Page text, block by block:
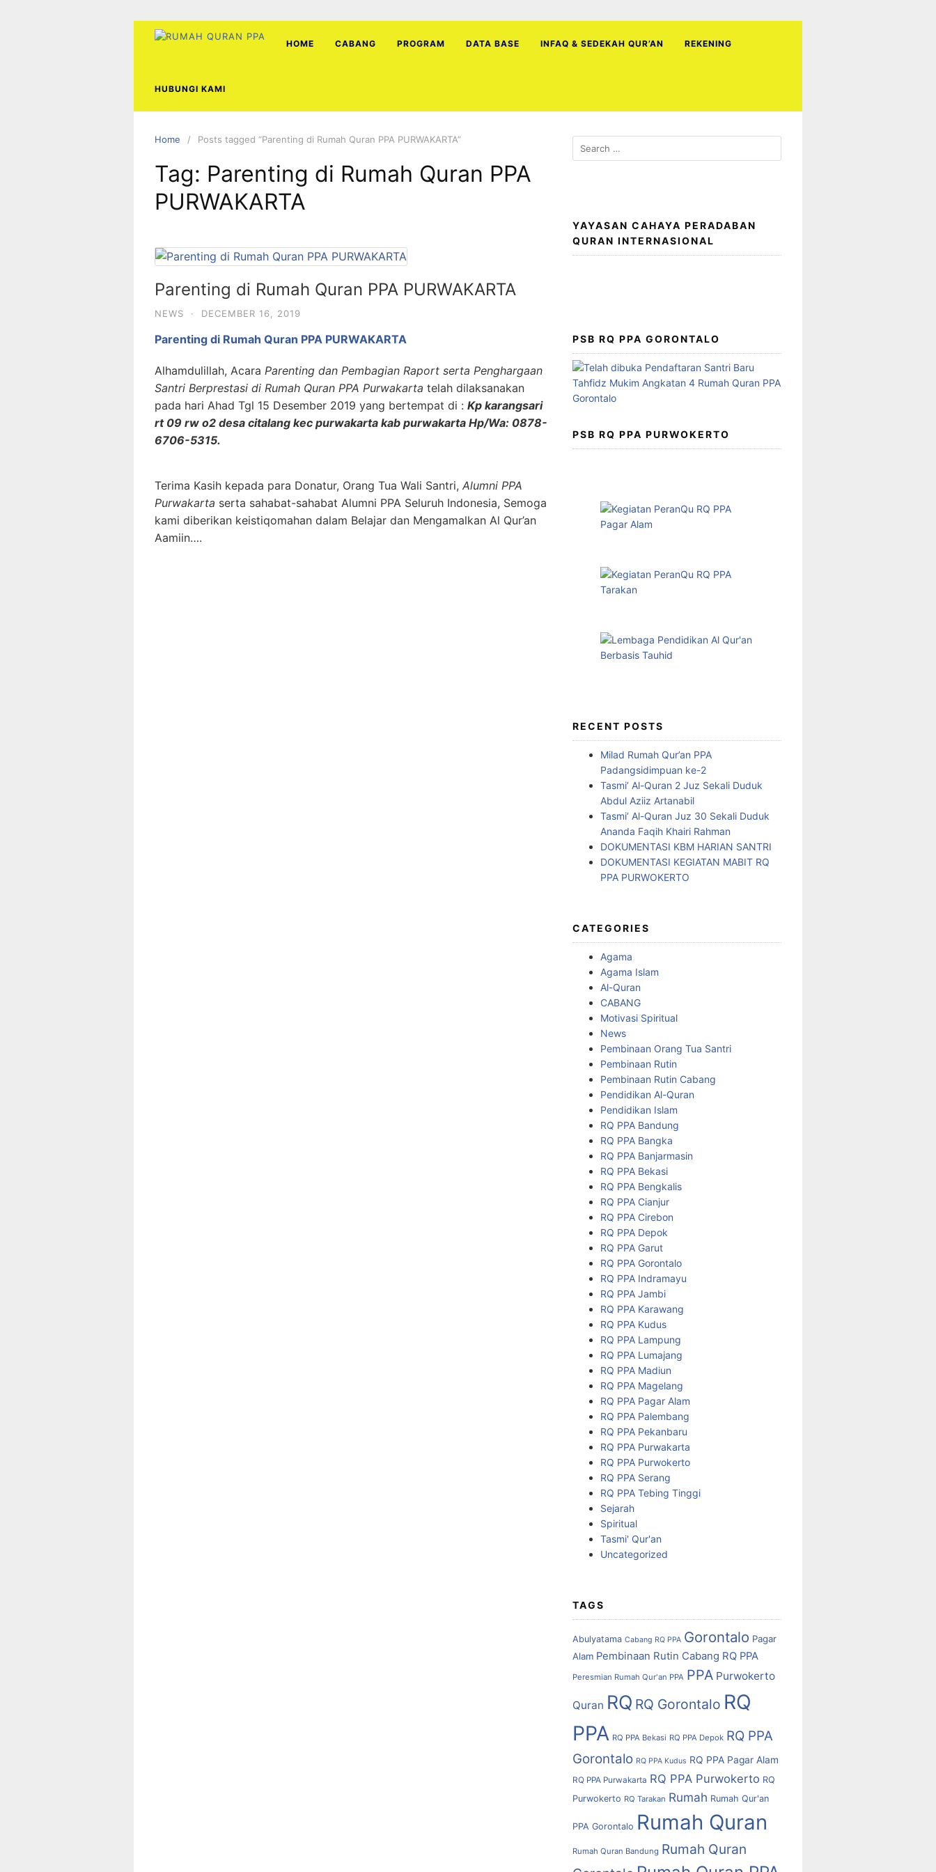
HOME CABANG PROGRAM DATA BASE INFAQ & SEDEKAH QUR’AN REKENING
HUBUNGI KAMI
Home Posts tagged “Parenting di Rumah Quran PPA PURWAKARTA”
Tag: Parenting di Rumah Quran PPA
PURWAKARTA
Parenting di Rumah Quran PPA PURWAKARTA
NEWS · DECEMBER 16, 2019
Parenting di Rumah Quran PPA PURWAKARTA
Alhamdulillah, Acara Parenting dan Pembagian Raport serta Penghargaan
Santri Berprestasi di Rumah Quran PPA Purwakarta telah dilaksanakan
pada hari Ahad Tgl 15 Desember 2019 yang bertempat di : Kp karangsari
rt 09 rw o2 desa citalang kec purwakarta kab purwakarta Hp/Wa: 0878-
6706-5315.
Terima Kasih kepada para Donatur, Orang Tua Wali Santri, Alumni PPA
Purwakarta serta sahabat-sahabat Alumni PPA Seluruh Indonesia, Semoga
kami diberikan keistiqomahan dalam Belajar dan Mengamalkan Al Qur’an
Aamiin….
Search
for:
YAYASAN CAHAYA PERADABAN
QURAN INTERNASIONAL
PSB RQ PPA GORONTALO
PSB RQ PPA PURWOKERTO
RECENT POSTS
Milad Rumah Qur’an PPA
Padangsidimpuan ke-2
Tasmi’ Al-Quran 2 Juz Sekali Duduk
Abdul Aziiz Artanabil
Tasmi’ Al-Quran Juz 30 Sekali Duduk
Ananda Faqih Khairi Rahman
DOKUMENTASI KBM HARIAN SANTRI
DOKUMENTASI KEGIATAN MABIT RQ
PPA PURWOKERTO
CATEGORIES
Agama
Agama Islam
Al-Quran
CABANG
Motivasi Spiritual
News
Pembinaan Orang Tua Santri
Pembinaan Rutin
Pembinaan Rutin Cabang
Pendidikan Al-Quran
Pendidikan Islam
RQ PPA Bandung
RQ PPA Bangka
RQ PPA Banjarmasin
RQ PPA Bekasi
RQ PPA Bengkalis
RQ PPA Cianjur
RQ PPA Cirebon
RQ PPA Depok
RQ PPA Garut
RQ PPA Gorontalo
RQ PPA Indramayu
RQ PPA Jambi
RQ PPA Karawang
RQ PPA Kudus
RQ PPA Lampung
RQ PPA Lumajang
RQ PPA Madiun
RQ PPA Magelang
RQ PPA Pagar Alam
RQ PPA Palembang
RQ PPA Pekanbaru
RQ PPA Purwakarta
RQ PPA Purwokerto
RQ PPA Serang
RQ PPA Tebing Tinggi
Sejarah
Spiritual
Tasmi' Qur'an
Uncategorized
TAGS
Abulyatama Cabang RQ PPA Gorontalo Pagar
Alam Pembinaan Rutin Cabang RQ PPA
Peresmian Rumah Qur'an PPA PPA Purwokerto
Quran RQ RQ Gorontalo RQ
PPA RQ PPA Bekasi RQ PPA Depok RQ PPA
Gorontalo RQ PPA Kudus RQ PPA Pagar Alam
RQ PPA Purwakarta RQ PPA Purwokerto RQ
Purwokerto RQ Tarakan Rumah Rumah Qur'an
PPA Gorontalo Rumah Quran
Rumah Quran Bandung Rumah Quran